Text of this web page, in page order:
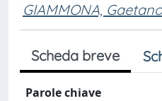
GIAMMONA, Gaetano
Scheda breve
Parole chiave